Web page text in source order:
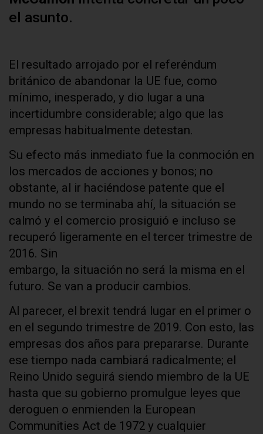
el asunto.
El resultado arrojado por el referéndum
británico de abandonar la UE fue, como
mínimo, inesperado, y dio lugar a una
incertidumbre considerable; algo que las
empresas habitualmente detestan.
Su efecto más inmediato fue la conmoción en
los mercados de acciones y bonos; no
obstante, al ir haciéndose patente que el
mundo no se terminaba ahí, la situación se
calmó y el comercio prosiguió e incluso se
recuperó ligeramente en el tercer trimestre de
2016. Sin
embargo, la situación no será la misma en el
futuro. Se van a producir cambios.
Al parecer, el brexit tendrá lugar en el primer o
en el segundo trimestre de 2019. Con esto, las
empresas dos años para prepararse. Durante
ese tiempo nada cambiará radicalmente; el
Reino Unido seguirá siendo miembro de la UE
hasta que su gobierno promulgue leyes que
deroguen o enmienden la European
Communities Act de 1972 y cualquier